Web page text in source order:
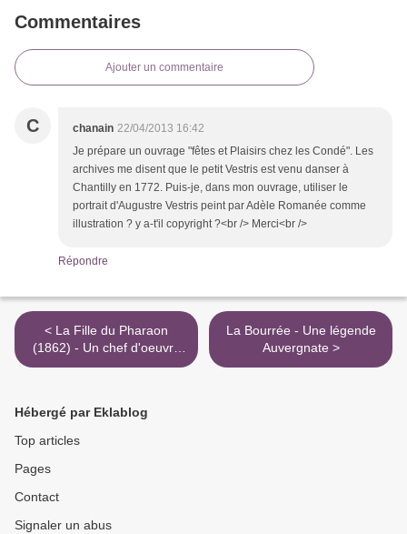
Commentaires
Ajouter un commentaire
C chanain 22/04/2013 16:42
Je prépare un ouvrage "fêtes et Plaisirs chez les Condé". Les
archives me disent que le petit Vestris est venu danser à
Chantilly en 1772. Puis-je, dans mon ouvrage, utiliser le
portrait d'Augustre Vestris peint par Adèle Romanée comme
illustration ? y a-t'il copyright ?<br /> Merci<br />
Répondre
< La Fille du Pharaon
(1862) - Un chef d'oeuvre
oublié
La Bourrée - Une légende
Auvergnate >
Hébergé par Eklablog
Top articles
Pages
Contact
Signaler un abus